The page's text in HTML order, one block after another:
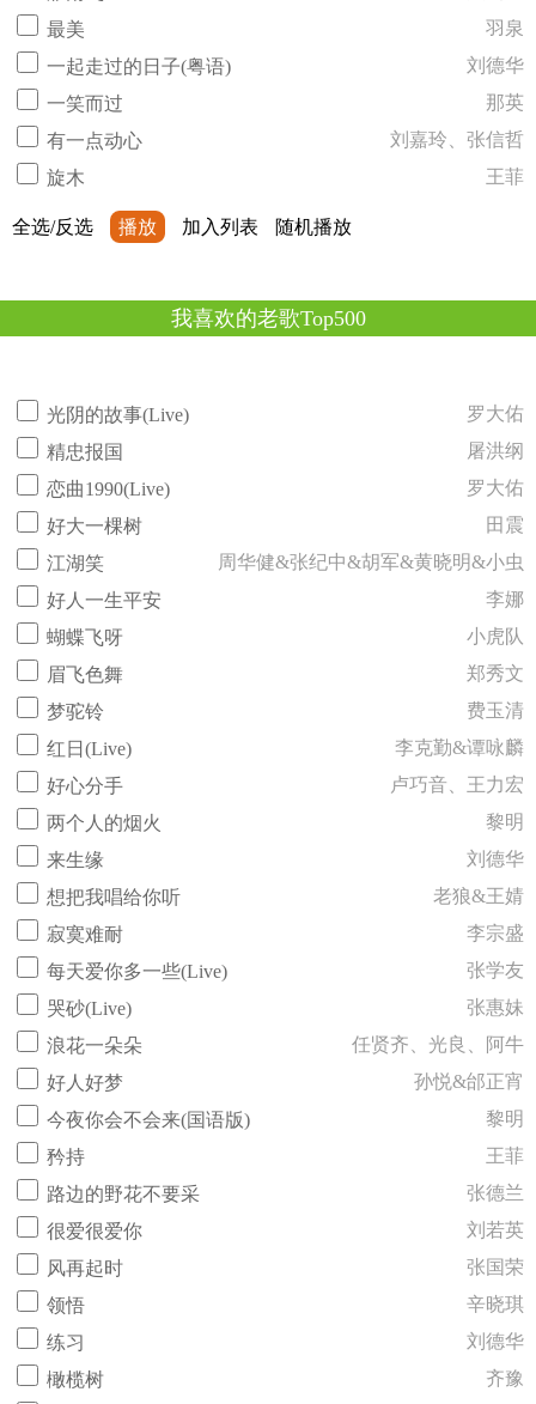
最美
羽泉
一起走过的日子(粤语)
刘德华
一笑而过
那英
有一点动心
刘嘉玲、张信哲
旋木
王菲
全选/反选 播放 加入列表 随机播放
我喜欢的老歌Top500
光阴的故事(Live)
罗大佑
精忠报国
屠洪纲
恋曲1990(Live)
罗大佑
好大一棵树
田震
江湖笑
周华健&张纪中&胡军&黄晓明&小虫
好人一生平安
李娜
蝴蝶飞呀
小虎队
眉飞色舞
郑秀文
梦驼铃
费玉清
红日(Live)
李克勤&谭咏麟
好心分手
卢巧音、王力宏
两个人的烟火
黎明
来生缘
刘德华
想把我唱给你听
老狼&王婧
寂寞难耐
李宗盛
每天爱你多一些(Live)
张学友
哭砂(Live)
张惠妹
浪花一朵朵
任贤齐、光良、阿牛
好人好梦
孙悦&邰正宵
今夜你会不会来(国语版)
黎明
矜持
王菲
路边的野花不要采
张德兰
很爱很爱你
刘若英
风再起时
张国荣
领悟
辛晓琪
练习
刘德华
橄榄树
齐豫